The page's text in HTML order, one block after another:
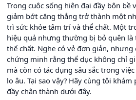
Trong cuộc sống hiện đại đầy bộn bề
giảm bớt căng thẳng trở thành một
trì sức khỏe tâm trí và thể chất. Một
hiệu quả nhưng thường bị bỏ quên là
thể chất. Nghe có vẻ đơn giản, nhưng
chứng minh rằng thể dục không chỉ
mà còn có tác dụng sâu sắc trong
lo âu. Tại sao vậy? Hãy cùng tôi
đầy chân thành dưới đây.